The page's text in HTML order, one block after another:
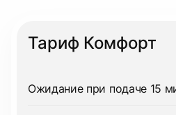
Тариф Комфорт
Ожидание при подаче 15